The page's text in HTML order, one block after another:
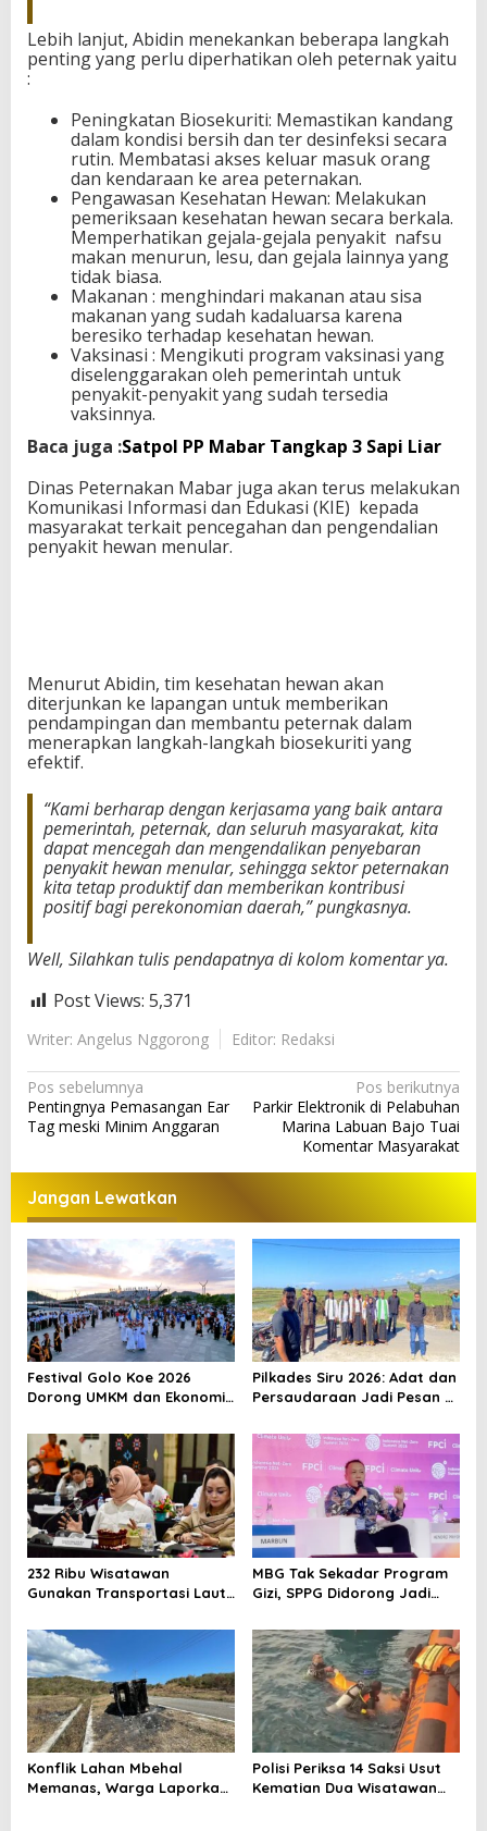
Lebih lanjut, Abidin menekankan beberapa langkah
penting yang perlu diperhatikan oleh peternak yaitu
:
Peningkatan Biosekuriti: Memastikan kandang
dalam kondisi bersih dan ter desinfeksi secara
rutin. Membatasi akses keluar masuk orang
dan kendaraan ke area peternakan.
Pengawasan Kesehatan Hewan: Melakukan
pemeriksaan kesehatan hewan secara berkala.
Memperhatikan gejala-gejala penyakit nafsu
makan menurun, lesu, dan gejala lainnya yang
tidak biasa.
Makanan : menghindari makanan atau sisa
makanan yang sudah kadaluarsa karena
beresiko terhadap kesehatan hewan.
Vaksinasi : Mengikuti program vaksinasi yang
diselenggarakan oleh pemerintah untuk
penyakit-penyakit yang sudah tersedia
vaksinnya.
Baca juga :Satpol PP Mabar Tangkap 3 Sapi Liar
Dinas Peternakan Mabar juga akan terus melakukan
Komunikasi Informasi dan Edukasi (KIE) kepada
masyarakat terkait pencegahan dan pengendalian
penyakit hewan menular.
Menurut Abidin, tim kesehatan hewan akan
diterjunkan ke lapangan untuk memberikan
pendampingan dan membantu peternak dalam
menerapkan langkah-langkah biosekuriti yang
efektif.
“Kami berharap dengan kerjasama yang baik antara
pemerintah, peternak, dan seluruh masyarakat, kita
dapat mencegah dan mengendalikan penyebaran
penyakit hewan menular, sehingga sektor peternakan
kita tetap produktif dan memberikan kontribusi
positif bagi perekonomian daerah,” pungkasnya.
Well, Silahkan tulis pendapatnya di kolom komentar ya.
Post Views: 5,371
Writer: Angelus Nggorong Editor: Redaksi
N
a
i
g
a
s
i
p
o
s
Pos sebelumnya
Pentingnya Pemasangan Ear
Tag meski Minim Anggaran
Pos berikutnya
Parkir Elektronik di Pelabuhan
Marina Labuan Bajo Tuai
Komentar Masyarakat
Jangan Lewatkan
Festival Golo Koe 2026
Dorong UMKM dan Ekonomi
Laut Jadi Puncak Acara
Pilkades Siru 2026: Adat dan
Persaudaraan Jadi Pesan di
232 Ribu Wisatawan
Gunakan Transportasi Laut
Keselamatan Jadi Prioritas
MBG Tak Sekadar Program
Gizi, SPPG Didorong Jadi
Konflik Lahan Mbehal
Memanas, Warga Laporkan
Polisi Periksa 14 Saksi Usut
Kematian Dua Wisatawan